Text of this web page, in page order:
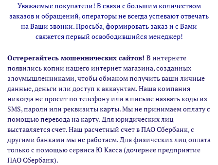
Уважаемые покупатели! В связи с большим количеством
заказов и обращений, операторы не всегда успевают отвечать
на Ваши звонки. Просьба, формировать заказ и с Вами
свяжется первый освободившийся менеджер!
Остерегайтесь мошеннических сайтов! В интернете
появились копии нашего интернет магазина,созданных
злоумышленниками, чтобы обманом получить ваши личные
данные, деньги или доступ к аккаунтам. Наша компания
никогда не просит по телефону или в письме назвать коды из
SMS, пароли или реквизиты карты. Мы не принимаем оплату с
помощью перевода на карту. Для юридических лиц
выставляется счет. Наш расчетный счет в ПАО Сбербанк, с
другими банками мы не работаем. Для физических лиц оплата
только с помощью сервиса Ю Касса (дочернее предприятие
ПАО Сбербанк).